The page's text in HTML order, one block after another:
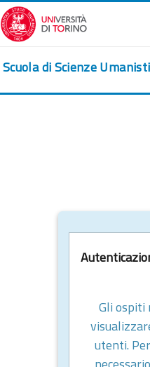
Vai al contenuto principale
Scuola di Scienze
Gli ospiti
utenti.